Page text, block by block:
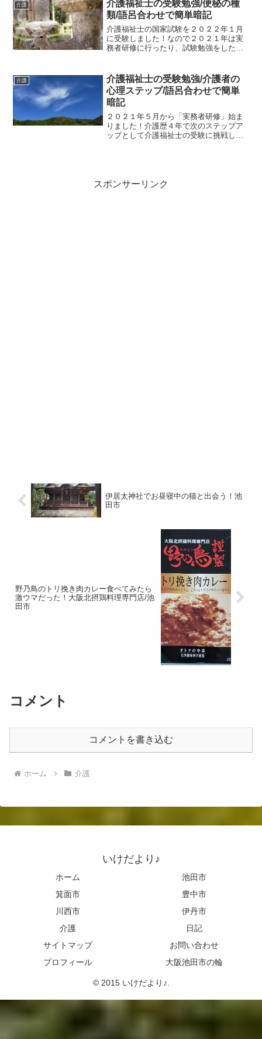
🌸🌸全国的な女の子のお祭...
介護
介護福祉士の受験勉強/便秘の種
類/語呂合わせで簡単暗記
介護福祉士の国家試験を２０２２年１月
に受験しました！なので２０２１年は実
務者研修に行ったり、試験勉強をしたの
頭の中に入ったので、勉強前よりかは
日々の介護がやりやす...
介護
介護福祉士の受験勉強/介護者の
心理ステップ/語呂合わせで簡単
暗記
２０２１年５月から「実務者研修」始ま
りました！介護歴４年で次のステップア
ップとして介護福祉士の受験に挑戦しま
スポンサーリンク
伊居太神社でお昼寝中の猫と出会う！池
田市
野乃鳥のトリ挽き肉カレー食べてみたら
激ウマだった！大阪北摂鶏料理専門店/池
田市
コメント
コメントを書き込む
ホーム 介護
いけだより♪
ホーム
池田市
箕面市
豊中市
川西市
伊丹市
介護
日記
サイトマップ
お問い合わせ
プロフィール
大阪池田市の輪
© 2015 いけだより♪.